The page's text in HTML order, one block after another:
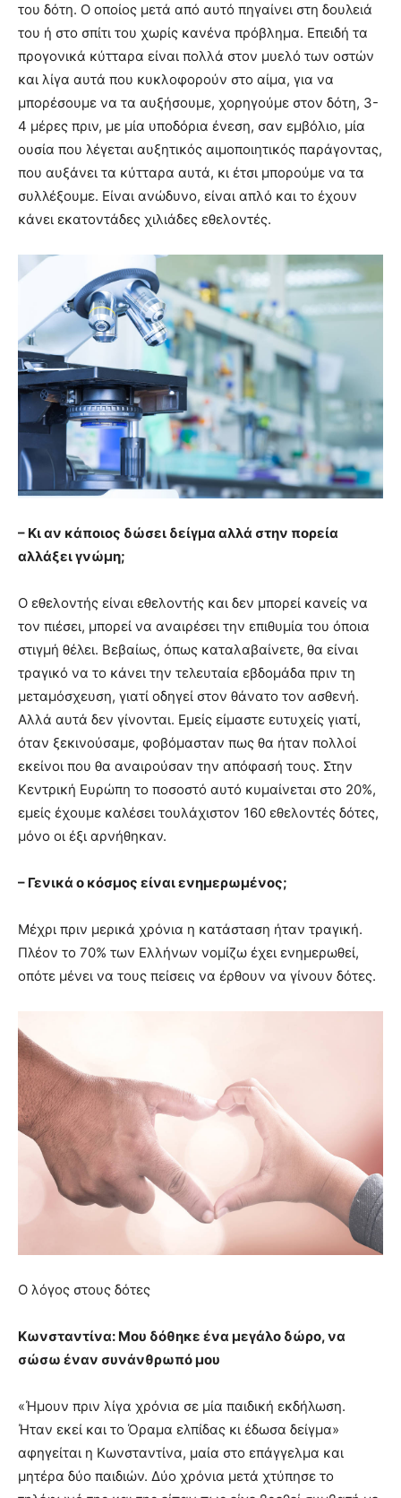
του δότη. Ο οποίος μετά από αυτό πηγαίνει στη δουλειά
του ή στο σπίτι του χωρίς κανένα πρόβλημα. Επειδή τα
προγονικά κύτταρα είναι πολλά στον μυελό των οστών
και λίγα αυτά που κυκλοφορούν στο αίμα, για να
μπορέσουμε να τα αυξήσουμε, χορηγούμε στον δότη, 3-
4 μέρες πριν, με μία υποδόρια ένεση, σαν εμβόλιο, μία
ουσία που λέγεται αυξητικός αιμοποιητικός παράγοντας,
που αυξάνει τα κύτταρα αυτά, κι έτσι μπορούμε να τα
συλλέξουμε. Είναι ανώδυνο, είναι απλό και το έχουν
κάνει εκατοντάδες χιλιάδες εθελοντές.
– Κι αν κάποιος δώσει δείγμα αλλά στην πορεία
αλλάξει γνώμη;
Ο εθελοντής είναι εθελοντής και δεν μπορεί κανείς να
τον πιέσει, μπορεί να αναιρέσει την επιθυμία του όποια
στιγμή θέλει. Βεβαίως, όπως καταλαβαίνετε, θα είναι
τραγικό να το κάνει την τελευταία εβδομάδα πριν τη
μεταμόσχευση, γιατί οδηγεί στον θάνατο τον ασθενή.
Αλλά αυτά δεν γίνονται. Εμείς είμαστε ευτυχείς γιατί,
όταν ξεκινούσαμε, φοβόμασταν πως θα ήταν πολλοί
εκείνοι που θα αναιρούσαν την απόφασή τους. Στην
Κεντρική Ευρώπη το ποσοστό αυτό κυμαίνεται στο 20%,
εμείς έχουμε καλέσει τουλάχιστον 160 εθελοντές δότες,
μόνο οι έξι αρνήθηκαν.
– Γενικά ο κόσμος είναι ενημερωμένος;
Μέχρι πριν μερικά χρόνια η κατάσταση ήταν τραγική.
Πλέον το 70% των Ελλήνων νομίζω έχει ενημερωθεί,
οπότε μένει να τους πείσεις να έρθουν να γίνουν δότες.
Ο λόγος στους δότες
Κωνσταντίνα: Μου δόθηκε ένα μεγάλο δώρο, να
σώσω έναν συνάνθρωπό μου
«Ήμουν πριν λίγα χρόνια σε μία παιδική εκδήλωση.
Ήταν εκεί και το Όραμα ελπίδας κι έδωσα δείγμα»
αφηγείται η Κωνσταντίνα, μαία στο επάγγελμα και
μητέρα δύο παιδιών. Δύο χρόνια μετά χτύπησε το